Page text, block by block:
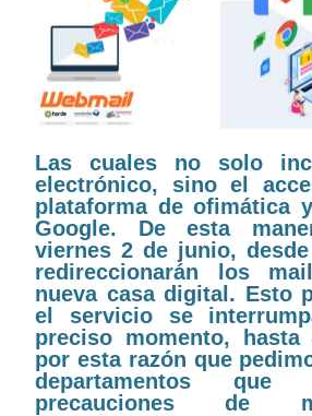
Las cuales no solo
electrónico, sino el
plataforma de ofimática
Google. De esta
viernes 2 de junio,
redireccionarán los
nueva casa digital. Esto
el servicio se
preciso momento,
por esta razón que
departamentos
precauciones de